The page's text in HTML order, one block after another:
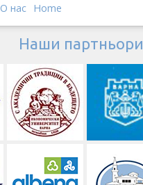
О наc Home
Наши